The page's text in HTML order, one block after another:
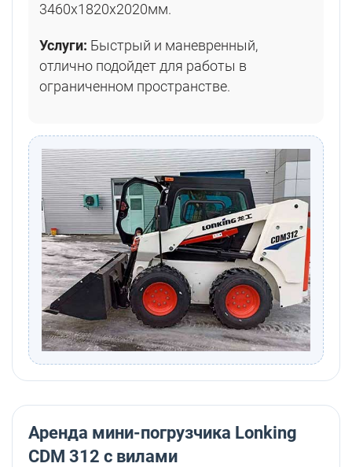
3460х1820х2020мм.
Услуги: Быстрый и маневренный,
отлично подойдет для работы в
ограниченном пространстве.
Аренда мини-погрузчика Lonking
CDM 312 с вилами